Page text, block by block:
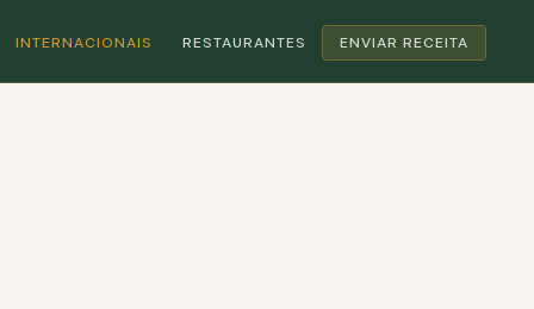
INTERNACIONAIS RESTAURANTES ENVIAR RECEITA